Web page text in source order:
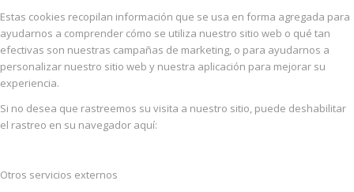
Estas cookies recopilan información que se usa en forma agregada para
ayudarnos a comprender cómo se utiliza nuestro sitio web o qué tan
efectivas son nuestras campañas de marketing, o para ayudarnos a
personalizar nuestro sitio web y nuestra aplicación para mejorar su
experiencia.
Si no desea que rastreemos su visita a nuestro sitio, puede deshabilitar
el rastreo en su navegador aquí:
Otros servicios externos